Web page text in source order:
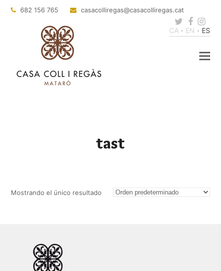
682 156 765 casacolliregas@casacolliregas.cat
Twitter
CA EN ES
tast
Mostrando el único resultado